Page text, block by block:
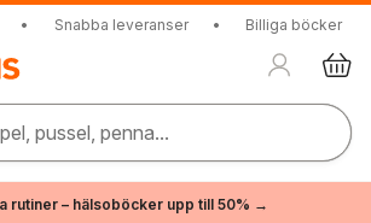
• Snabba leveranser • Billiga böcker
pussel, penna...
rutiner – hälsoböcker upp till 50% →